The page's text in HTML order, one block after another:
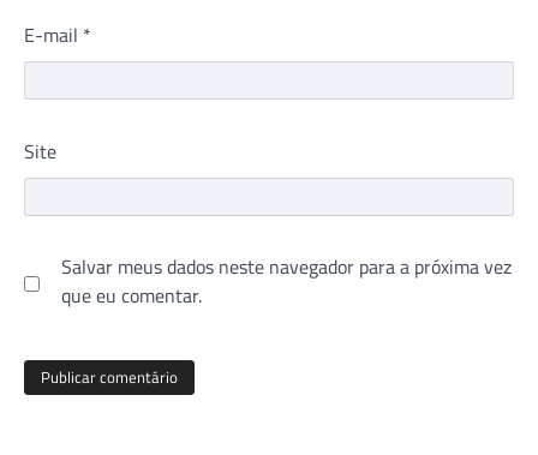
E-mail *
Site
Salvar meus dados neste navegador para a próxima vez
que eu comentar.